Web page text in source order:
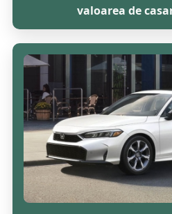
valoarea de